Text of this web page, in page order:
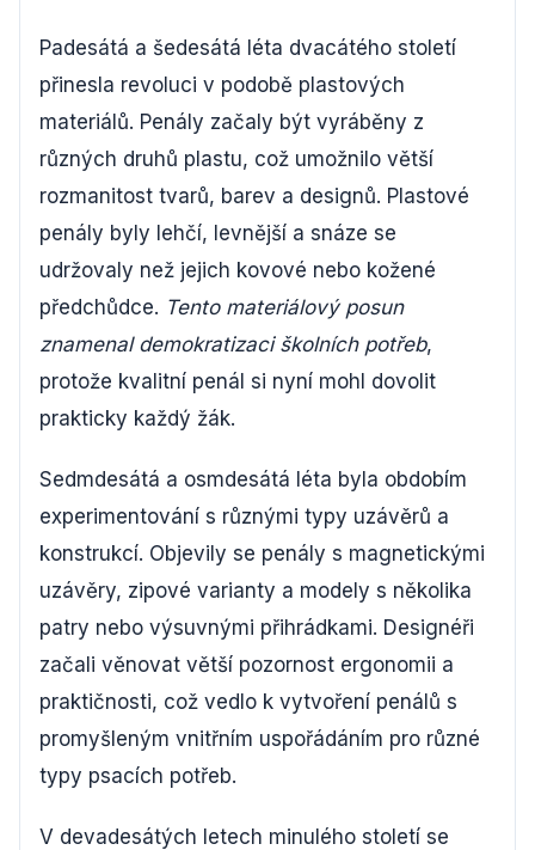
Padesátá a šedesátá léta dvacátého století
přinesla revoluci v podobě plastových
materiálů. Penály začaly být vyráběny z
různých druhů plastu, což umožnilo větší
rozmanitost tvarů, barev a designů. Plastové
penály byly lehčí, levnější a snáze se
udržovaly než jejich kovové nebo kožené
předchůdce. Tento materiálový posun
znamenal demokratizaci školních potřeb,
protože kvalitní penál si nyní mohl dovolit
prakticky každý žák.
Sedmdesátá a osmdesátá léta byla obdobím
experimentování s různými typy uzávěrů a
konstrukcí. Objevily se penály s magnetickými
uzávěry, zipové varianty a modely s několika
patry nebo výsuvnými přihrádkami. Designéři
začali věnovat větší pozornost ergonomii a
praktičnosti, což vedlo k vytvoření penálů s
promyšleným vnitřním uspořádáním pro různé
typy psacích potřeb.
V devadesátých letech minulého století se